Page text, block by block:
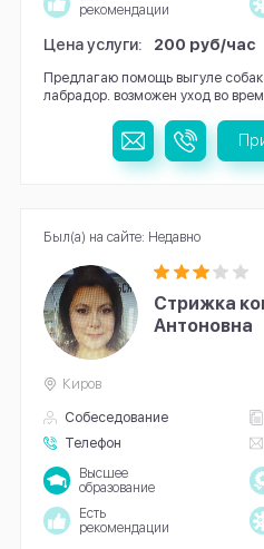
рекомендации
Цена услуги: 200 руб/час
Предлагаю помощь выгуле
лабрадор. возможен уход во
Стрижка
Антоновна
Собеседование
Телефон
Киров
Высшее
образование
Есть
рекомендации
Был(а) на сайте: Недавно